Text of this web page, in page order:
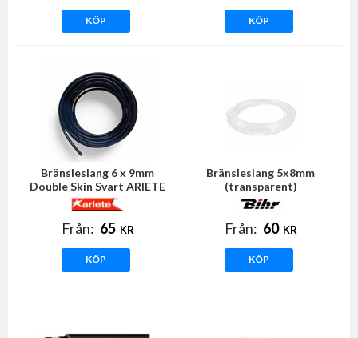
KÖP KÖP
Bränsleslang 6 x 9mm
Double Skin Svart ARIETE
Från: 65 KR
KÖP
Bränsleslang 5x8mm
(transparent)
Från: 60 KR
KÖP